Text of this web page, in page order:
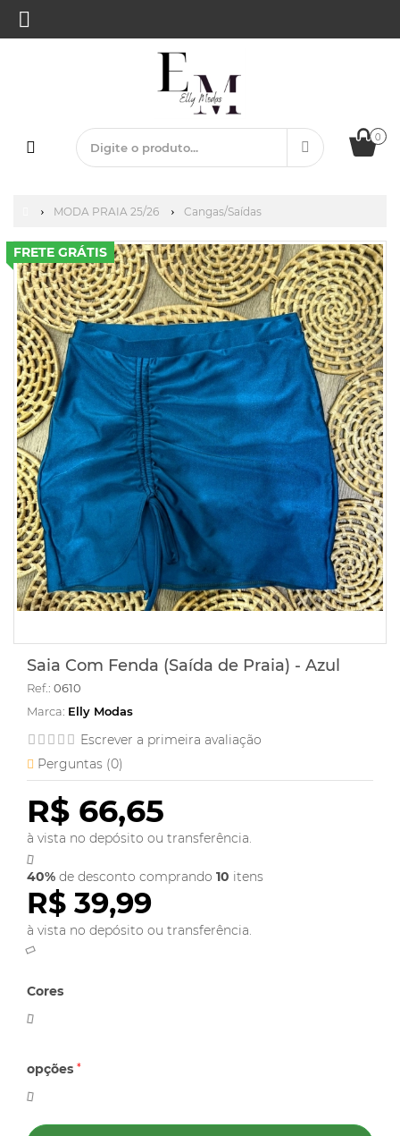
0
MODA PRAIA 25/26 Cangas/Saídas
FRETE GRÁTIS
Saia Com Fenda (Saída de Praia) - Azul
Ref.: 0610
Marca: Elly Modas
Escrever a primeira avaliação
Perguntas (0)
R$ 66,65
à vista no depósito ou transferência.
40% de desconto comprando 10 itens
R$ 39,99
à vista no depósito ou transferência.
Cores
opções *